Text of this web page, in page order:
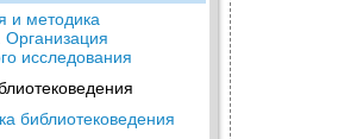
и методика
Организация
исследования
библиотековедения